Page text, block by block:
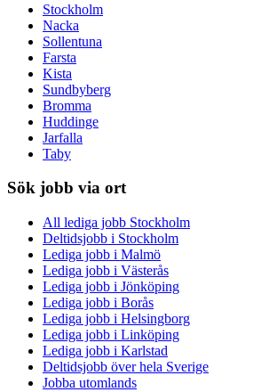
Stockholm
Nacka
Sollentuna
Farsta
Kista
Sundbyberg
Bromma
Huddinge
Jarfalla
Taby
Sök jobb via ort
All lediga jobb Stockholm
Deltidsjobb i Stockholm
Lediga jobb i Malmö
Lediga jobb i Västerås
Lediga jobb i Jönköping
Lediga jobb i Borås
Lediga jobb i Helsingborg
Lediga jobb i Linköping
Lediga jobb i Karlstad
Deltidsjobb över hela Sverige
Jobba utomlands